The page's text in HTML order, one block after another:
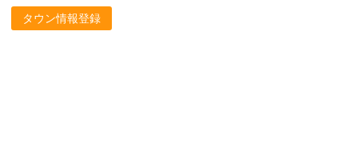
タウン情報登録